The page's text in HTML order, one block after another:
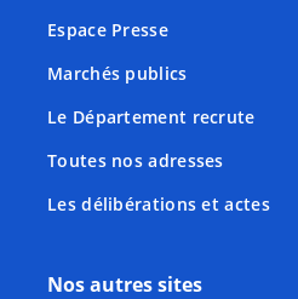
Espace Presse
Marchés publics
Le Département recrute
Toutes nos adresses
Les délibérations et actes
Nos autres sites